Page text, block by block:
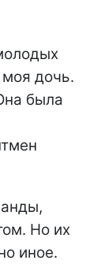
дочь.
была
Но их
иное.